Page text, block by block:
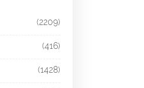
(2209)
(416)
(1428)